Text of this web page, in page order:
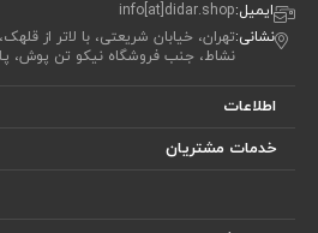
ایمیل:info[at]didar.shop
نشانی:تهران، خیابان شریعتی، با لاتر از
نشاط، جنب فروشگاه نیکو تن پوش، پلاک 357،طبقه
اطلاعات
خدمات مشتریان